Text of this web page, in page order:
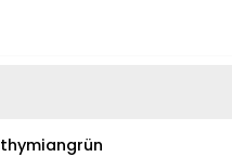
thymiangrün